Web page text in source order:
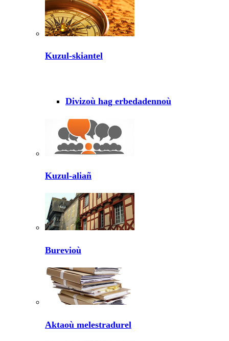
Kuzul-skiantel
Divizoù hag erbedadennoù
Kuzul-aliañ
Burevioù
Aktaoù melestradurel